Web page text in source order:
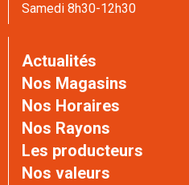
Samedi 8h30-12h30
Actualités
Nos Magasins
Nos Horaires
Nos Rayons
Les producteurs
Nos valeurs